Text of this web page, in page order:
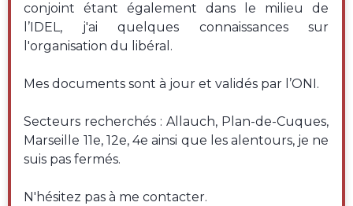
conjoint étant également dans le milieu de
l’IDEL, j'ai quelques connaissances sur
l'organisation du libéral.
Mes documents sont à jour et validés par l’ONI.
Secteurs recherchés : Allauch, Plan-de-Cuques,
Marseille 11e, 12e, 4e ainsi que les alentours, je ne
suis pas fermés.
N'hésitez pas à me contacter.